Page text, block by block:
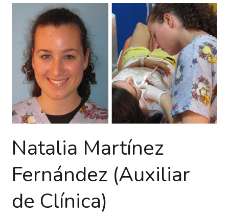
Natalia Martínez
Fernández (Auxiliar
de Clínica)
Martínez
Fernández
(Auxiliar
Clínica)